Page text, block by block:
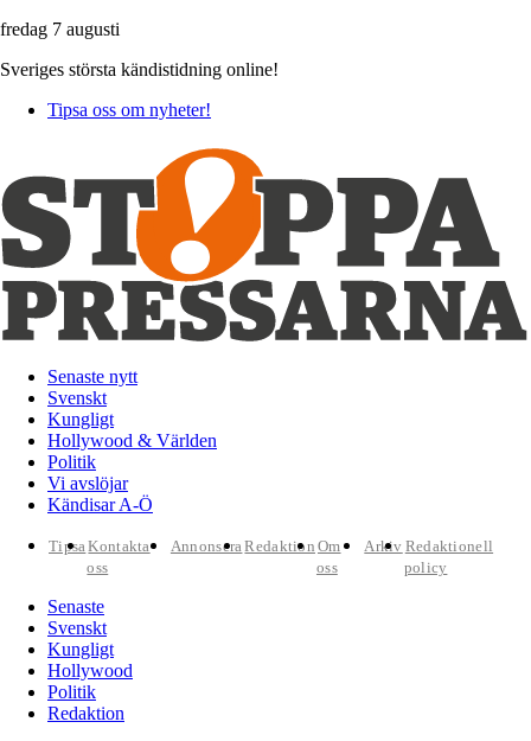
fredag 7 augusti
Sveriges största kändistidning online!
Tipsa oss om nyheter!
Senaste nytt
Svenskt
Kungligt
Hollywood & Världen
Politik
Vi avslöjar
Kändisar A-Ö
TipsaKontakta
oss
AnnonseraRedaktion Om
oss
Arkiv Redaktionell
policy
Senaste
Svenskt
Kungligt
Hollywood
Politik
Redaktion